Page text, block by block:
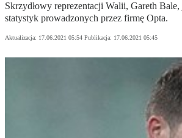
Skrzydłowy reprezentacji Walii, Gareth
statystyk prowadzonych przez firmę Opta.
Aktualizacja: 17.06.2021 05:54 Publikacja: 17.06.2021 05:45